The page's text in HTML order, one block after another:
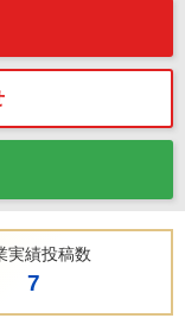
実績投稿数
7